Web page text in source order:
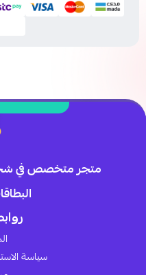
متجر متخصص في
سياسة